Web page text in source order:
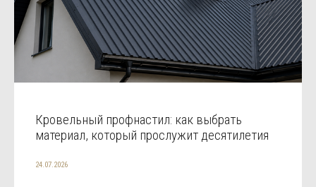
Кровельный профнастил: как выбрать
материал, который прослужит десятилетия
24.07.2026